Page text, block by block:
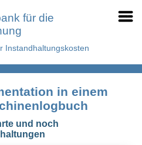
für die
Instandhaltungskosten
in einem
und noch